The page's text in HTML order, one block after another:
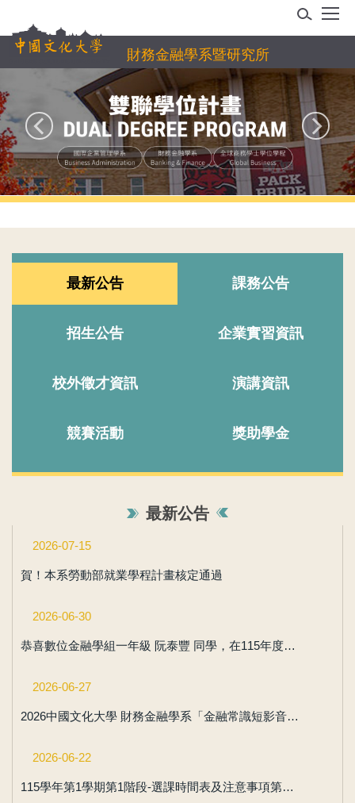
到
主
要
內
區
財務金融學系暨研究所
最新公告 課務公告
招生公告 企業實習資訊
校外徵才資訊 演講資訊
競賽活動 獎助學金
最新公告
2026-07-15
賀！本系勞動部就業學程計畫核定通過
2026-06-30
恭喜數位金融學組一年級 阮泰豐 同學，在115年度全國大專學術詞彙競賽中表現傑出，榮獲 第2名
2026-06-27
2026中國文化大學 財務金融學系「金融常識短影音競賽」 得獎名單揭曉！
2026-06-22
115學年第1學期第1階段-選課時間表及注意事項第一階段選課公告